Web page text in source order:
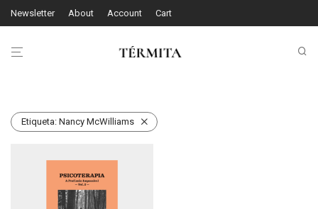
Newsletter About Account Cart
Etiqueta: Nancy McWilliams